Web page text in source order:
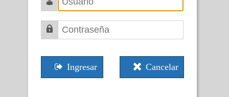
Ingresar Cancelar